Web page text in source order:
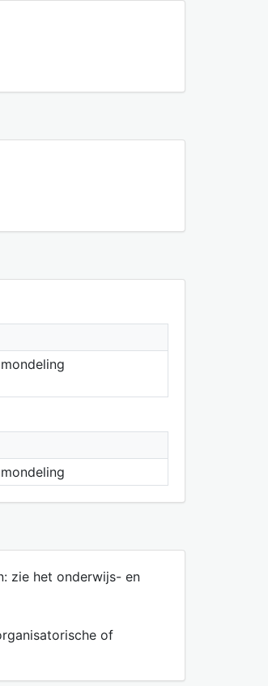
zie het onderwijs- en
of